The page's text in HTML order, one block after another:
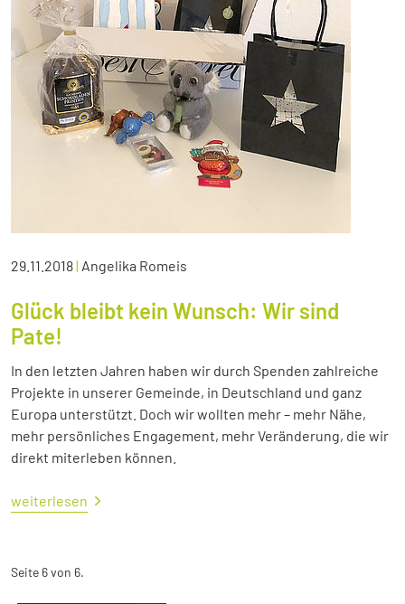
29.11.2018| Angelika Romeis
Glück bleibt kein Wunsch: Wir sind
Pate!
In den letzten Jahren haben wir durch Spenden zahlreiche
Projekte in unserer Gemeinde, in Deutschland und ganz
Europa unterstützt. Doch wir wollten mehr – mehr Nähe,
mehr persönliches Engagement, mehr Veränderung, die wir
direkt miterleben können.
weiterlesen
Seite 6 von 6.